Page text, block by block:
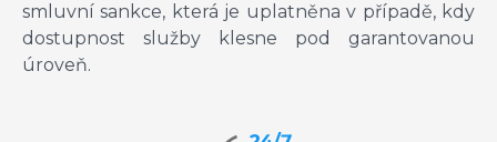
smluvní sankce, která je uplatněna v případě, kdy
dostupnost služby klesne pod garantovanou
úroveň.